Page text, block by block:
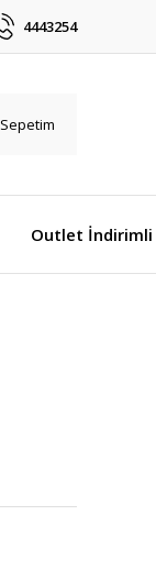
4443254
Sepetim
Outlet İndirimli